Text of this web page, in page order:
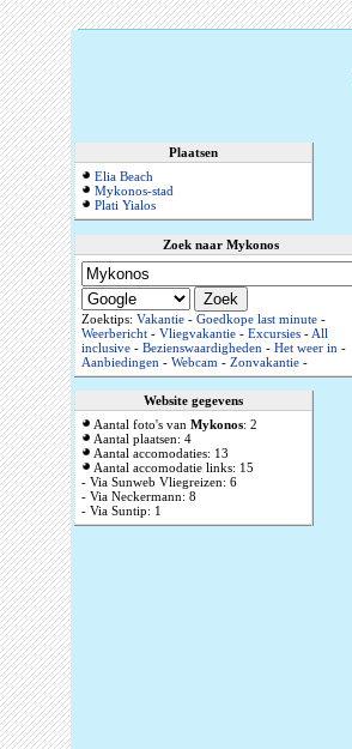
Plaatsen
Elia Beach
Mykonos-stad
Plati Yialos
Zoek naar Mykonos
Zoektips: Vakantie- Goedkope last minute-
Weerbericht- Vliegvakantie- Excursies-All
inclusive- Bezienswaardigheden- Het weer in-
Aanbiedingen- Webcam- Zonvakantie-
Website gegevens
Aantal foto's van Mykonos: 2
Aantal plaatsen: 4
Aantal accomodaties: 13
Aantal accomodatie links: 15
- Via Sunweb Vliegreizen: 6
- Via Neckermann: 8
- Via Suntip: 1